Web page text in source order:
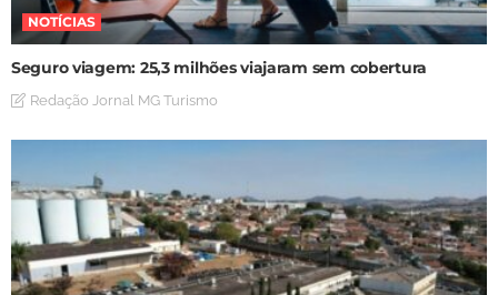
NOTÍCIAS
Seguro viagem: 25,3 milhões viajaram sem cobertura
Redação Jornal MG Turismo